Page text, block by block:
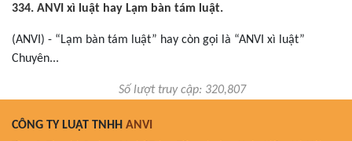
334. ANVI xì luật hay Lạm bàn tám luật.
(ANVI) - “Lạm bàn tám luật” hay còn gọi là “ANVI xì luật”
Chuyên...
Số lượt truy cập: 320,807
CÔNG TY LUẬT TNHH ANVI